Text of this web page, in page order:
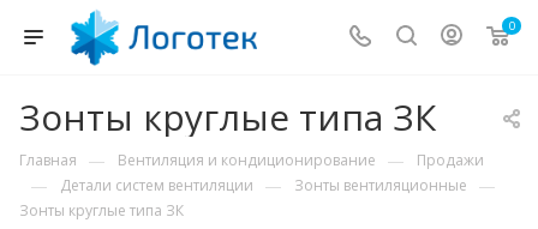
0
Зонты круглые типа ЗК
Главная — Вентиляция и кондиционирование — Продажи
— Детали систем вентиляции — Зонты вентиляционные —
Зонты круглые типа ЗК